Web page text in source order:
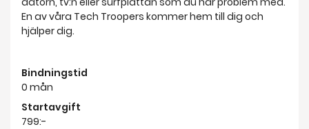
En av våra Tech Troopers kommer hem till dig och
hjälper dig.
Bindningstid
0 mån
Startavgift
799:-